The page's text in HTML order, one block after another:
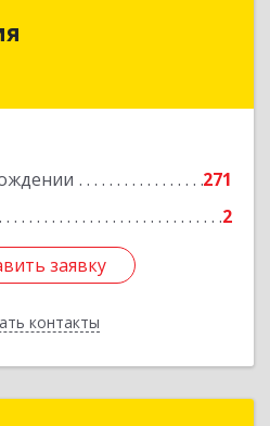
271
2
заявку
контакты
обл, Смоленск г, Марии
заявку
Назад